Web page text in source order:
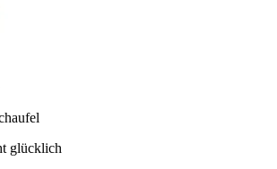
glücklich